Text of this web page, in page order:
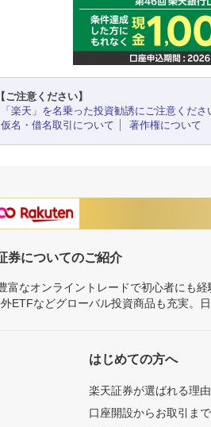
【ご注意ください】
「楽天」を名乗った投資勧誘にご注意くださ
仮名・借名取引について
著作権について
券についてのご紹介
富なオンライントレードで初心者にも
ETFなどグローバル投資商品も充実。
はじめての方へ
楽天証券が選ばれる理由
口座開設からお取引ま